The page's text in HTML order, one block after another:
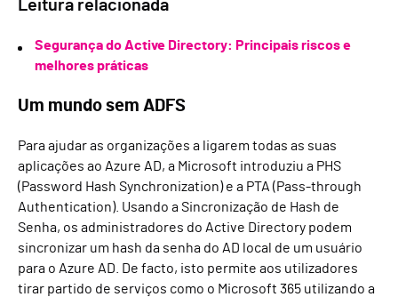
Leitura relacionada
Segurança do Active Directory: Principais riscos e
melhores práticas
Um mundo sem ADFS
Para ajudar as organizações a ligarem todas as suas
aplicações ao Azure AD, a Microsoft introduziu a PHS
(Password Hash Synchronization) e a PTA (Pass-through
Authentication). Usando a Sincronização de Hash de
Senha, os administradores do Active Directory podem
sincronizar um hash da senha do AD local de um usuário
para o Azure AD. De facto, isto permite aos utilizadores
tirar partido de serviços como o Microsoft 365 utilizando a